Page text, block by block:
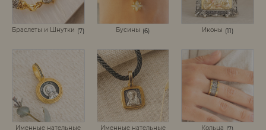
Браслеты и Шнутки (7) Бусины (6) Иконы (11)
Именные нательные Именные нательные Кольца